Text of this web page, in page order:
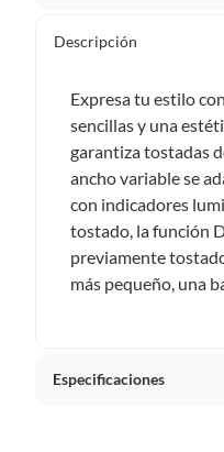
Debe estar en
Productos que, por
Confeccionados a la
De uso personal.
En sodimac.cl te
etiquetas y sin uso,
Productos digitales
programas para el
remanufacturados o
Descripción
Expresa tu estilo
sencillas y una
garantiza tostadas
ancho variable se
con indicadores
tostado, la función
previamente
más pequeño, una
Especificaciones